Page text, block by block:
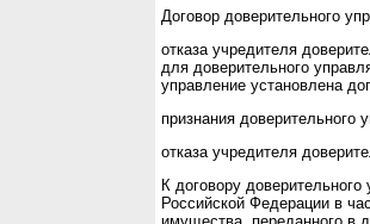
Договор доверительного
отказа учредителя
для доверительного
управление установлена
признания доверительного
отказа учредителя
К договору
Российской Федерации в